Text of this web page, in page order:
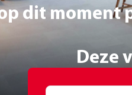
dit moment
Deze